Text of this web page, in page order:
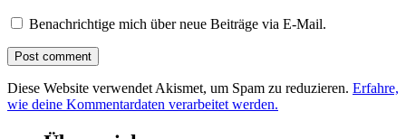
Benachrichtige mich über neue Beiträge via E-Mail.
Diese Website verwendet Akismet, um Spam zu reduzieren. Erfahre,
wie deine Kommentardaten verarbeitet werden.